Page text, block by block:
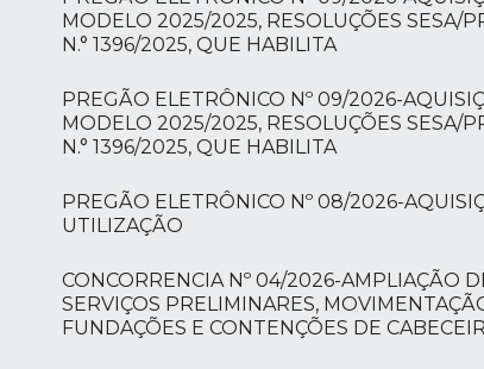
MODELO 2025/2025, RESOLUÇÕES SESA/
N.° 1396/2025, QUE HABILITA
PREGÃO ELETRÔNICO Nº 09/2026-
MODELO 2025/2025, RESOLUÇÕES SESA/
N.° 1396/2025, QUE HABILITA
PREGÃO ELETRÔNICO Nº 08/2026-
UTILIZAÇÃO
CONCORRENCIA Nº 04/2026-AMPLIAÇÃO
SERVIÇOS PRELIMINARES,
FUNDAÇÕES E CONTENÇÕES DE